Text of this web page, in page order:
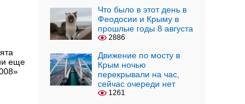
еще
Что было в этот день в
Феодосии и Крыму в
прошлые годы 8 августа
2886
Движение по мосту в
Крым ночью
перекрывали на час,
сейчас очереди нет
1261